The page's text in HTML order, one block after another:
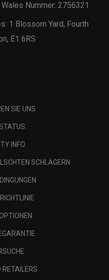
Nummer: 2756321
1 Blossom Yard, Fourth
E1 6RS
SIE UNS
INFO
SCHLÄGERN
RETAILERS